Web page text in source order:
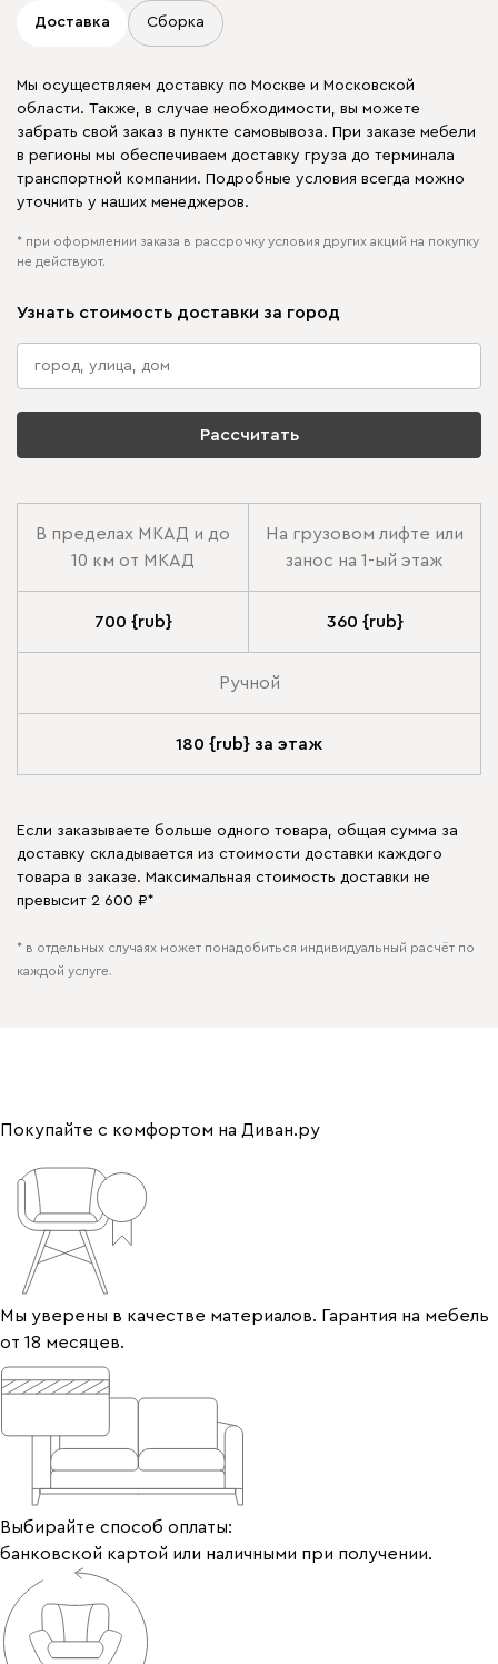
Доставка Сборка
Мы осуществляем доставку по Москве и Московской
области. Также, в случае необходимости, вы можете
забрать свой заказ в пункте самовывоза. При заказе мебели
в регионы мы обеспечиваем доставку груза до терминала
транспортной компании. Подробные условия всегда можно
уточнить у наших менеджеров.
* при оформлении заказа в рассрочку условия других акций на покупку
не действуют.
Узнать стоимость доставки за город
Рассчитать
В пределах МКАД и до
10 км от МКАД
На грузовом лифте или
занос на 1-ый этаж
700 {rub} 360 {rub}
Ручной
180 {rub} за этаж
Если заказываете больше одного товара, общая сумма за
доставку складывается из стоимости доставки каждого
товара в заказе. Максимальная стоимость доставки не
превысит 2 600 ₽*
* в отдельных случаях может понадобиться индивидуальный расчёт по
каждой услуге.
Покупайте с комфортом на Диван.ру
Мы уверены в качестве материалов. Гарантия на мебель
от 18 месяцев.
Выбирайте способ оплаты:
банковской картой или наличными при получении.